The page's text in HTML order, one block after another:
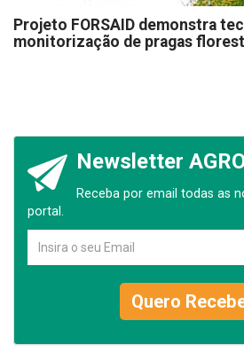
Projeto FORSAID demonstra
monitorização de pragas
Newsletter
Receba por email todas as
portal.
Quero